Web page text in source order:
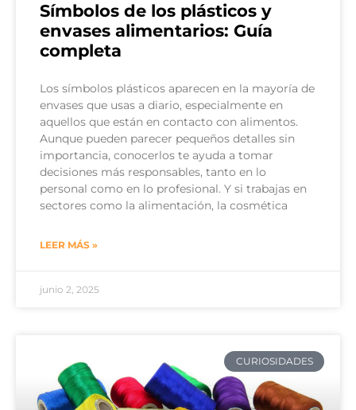
Símbolos de los plásticos y
envases alimentarios: Guía
completa
Los símbolos plásticos aparecen en la mayoría de
envases que usas a diario, especialmente en
aquellos que están en contacto con alimentos.
Aunque pueden parecer pequeños detalles sin
importancia, conocerlos te ayuda a tomar
decisiones más responsables, tanto en lo
personal como en lo profesional. Y si trabajas en
sectores como la alimentación, la cosmética
LEER MÁS »
junio 2, 2025
CURIOSIDADES